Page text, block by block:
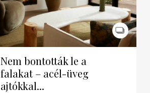
Nem bontották le a
falakat – acél-üveg
ajtókkal...